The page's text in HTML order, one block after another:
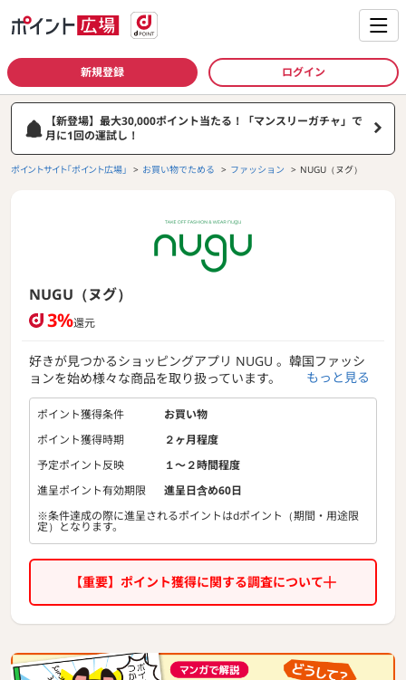
新規登録 ログイン
【新登場】最大30,000ポイント当たる！「マンスリーガチャ」で
月に1回の運試し！
ポイントサイト「ポイント広場」 お買い物でためる ファッション NUGU（ヌグ）
NUGU（ヌグ）
3%還元
好きが見つかるショッピングアプリ NUGU 。韓国ファッシ
ョンを始め様々な商品を取り扱っています。
もっと見る
ポイント獲得条件
お買い物
ポイント獲得時期
２ヶ月程度
予定ポイント反映
１〜２時間程度
進呈ポイント有効期限
進呈日含め60日
※条件達成の際に進呈されるポイントはdポイント（期間・用途限
定）となります。
【重要】ポイント獲得に関する調査について